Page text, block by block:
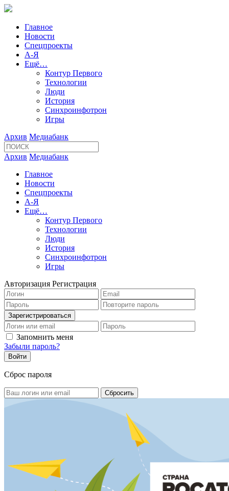
Главное
Новости
Спецпроекты
А-Я
Ещё…
Контур Первого
Технологии
Люди
История
Синхроинфотрон
Игры
Архив Медиабанк
Архив Медиабанк
Главное
Новости
Спецпроекты
А-Я
Ещё…
Контур Первого
Технологии
Люди
История
Синхроинфотрон
Игры
Авторизация Регистрация
Запомнить меня
Забыли пароль?
Сброс пароля